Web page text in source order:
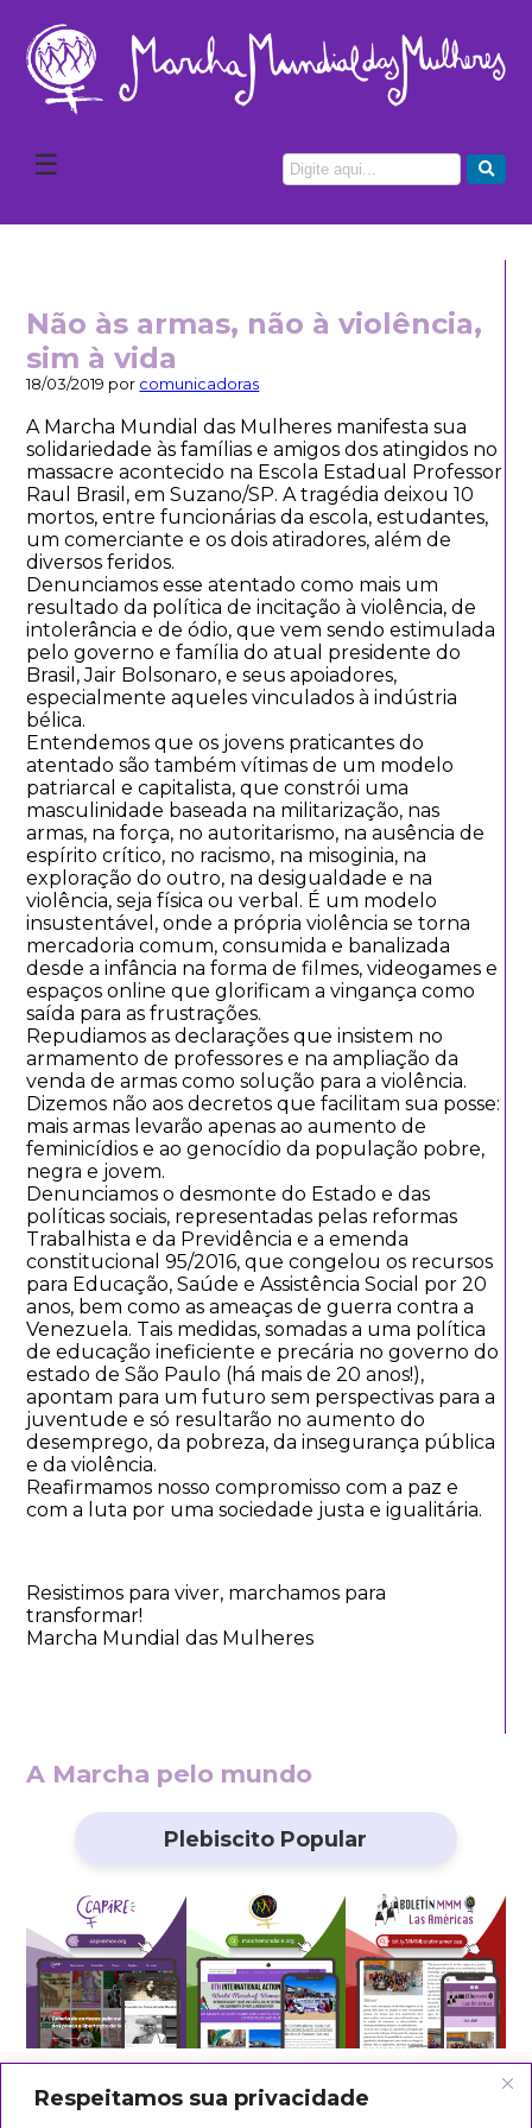
Respeitamos sua privacidade
☰
Não às armas, não à violência,
sim à vida
18/03/2019 por comunicadoras
A Marcha Mundial das Mulheres manifesta sua
solidariedade às famílias e amigos dos atingidos no
massacre acontecido na Escola Estadual Professor
Raul Brasil, em Suzano/SP. A tragédia deixou 10
mortos, entre funcionárias da escola, estudantes,
um comerciante e os dois atiradores, além de
diversos feridos.
Denunciamos esse atentado como mais um
resultado da política de incitação à violência, de
intolerância e de ódio, que vem sendo estimulada
pelo governo e família do atual presidente do
Brasil, Jair Bolsonaro, e seus apoiadores,
especialmente aqueles vinculados à indústria
bélica.
Entendemos que os jovens praticantes do
atentado são também vítimas de um modelo
patriarcal e capitalista, que constrói uma
masculinidade baseada na militarização, nas
armas, na força, no autoritarismo, na ausência de
espírito crítico, no racismo, na misoginia, na
exploração do outro, na desigualdade e na
violência, seja física ou verbal. É um modelo
insustentável, onde a própria violência se torna
mercadoria comum, consumida e banalizada
desde a infância na forma de filmes, videogames e
espaços online que glorificam a vingança como
saída para as frustrações.
Repudiamos as declarações que insistem no
armamento de professores e na ampliação da
venda de armas como solução para a violência.
Dizemos não aos decretos que facilitam sua posse:
mais armas levarão apenas ao aumento de
feminicídios e ao genocídio da população pobre,
negra e jovem.
Denunciamos o desmonte do Estado e das
políticas sociais, representadas pelas reformas
Trabalhista e da Previdência e a emenda
constitucional 95/2016, que congelou os recursos
para Educação, Saúde e Assistência Social por 20
anos, bem como as ameaças de guerra contra a
Venezuela. Tais medidas, somadas a uma política
de educação ineficiente e precária no governo do
estado de São Paulo (há mais de 20 anos!),
apontam para um futuro sem perspectivas para a
juventude e só resultarão no aumento do
desemprego, da pobreza, da insegurança pública
e da violência.
Reafirmamos nosso compromisso com a paz e
com a luta por uma sociedade justa e igualitária.
Resistimos para viver, marchamos para
transformar!
Marcha Mundial das Mulheres
A Marcha pelo mundo
Plebiscito Popular